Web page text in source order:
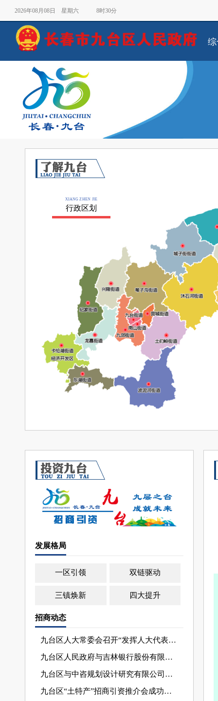
2026年08月08日 星期六 8时30分
XIANG ZHEN JIE
行政区划
发展格局
一区引领 双链驱动
三镇焕新 四大提升
招商动态
九台区人大常委会召开“发挥人大代表作用 助力招商引资行动”座谈会
九台区人民政府与吉林银行股份有限公司举行战略合作协议签约仪式
九台区与中咨规划设计研究有限公司举行签约座谈
九台区“土特产”招商引资推介会成功举办